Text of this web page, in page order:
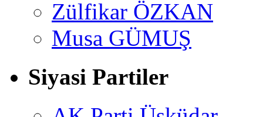
Zülfikar ÖZKAN
Musa GÜMUŞ
Siyasi Partiler